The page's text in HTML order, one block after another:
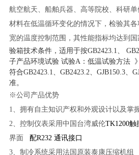
航空航天、船舶兵器、高等院校、科研
材料在低温循环变化的情况下，检验其
宽的温度控制范围，其性能指标均达到
验箱技术条件，适用于按GB2423.1、
子产品环境试验 试验A：低温试验方法
符合GB2423.1、GB2423.2、GJB150.3、
准。
※公司产品优势
1、拥有自主知识产权和外观设计以及
2
控制仪表采用中国台湾威伦TK1200触
界面配R232 通讯接口
3、制冷系统采用法国原装泰康压缩机组